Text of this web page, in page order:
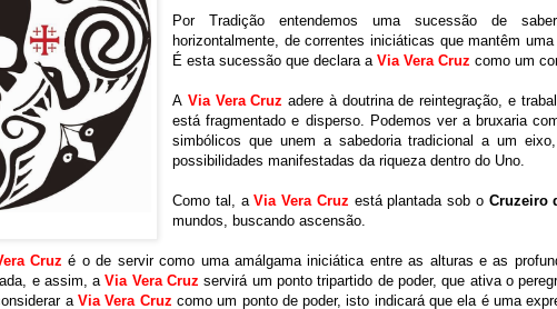
Por Tradição entendemos uma sucessão de
horizontalmente, de correntes iniciáticas que mantêm
É esta sucessão que declara aVia Vera Cruz como um
A Via Vera Cruz adere à doutrina de reintegração, e
está fragmentado e disperso. Podemos ver a bruxaria
simbólicos que unem a sabedoria tradicional a um
possibilidades manifestadas da riqueza dentro do Uno.
Como tal, aVia Vera Cruz está plantada sob o Cruzeiro
mundos, buscando ascensão.
Cruz é o de servir como uma amálgama iniciática entre as alturas e as
e assim, aVia Vera Cruz servirá um ponto tripartido de poder, que ativa o
aVia Vera Cruz como um ponto de poder, isto indicará que ela é uma